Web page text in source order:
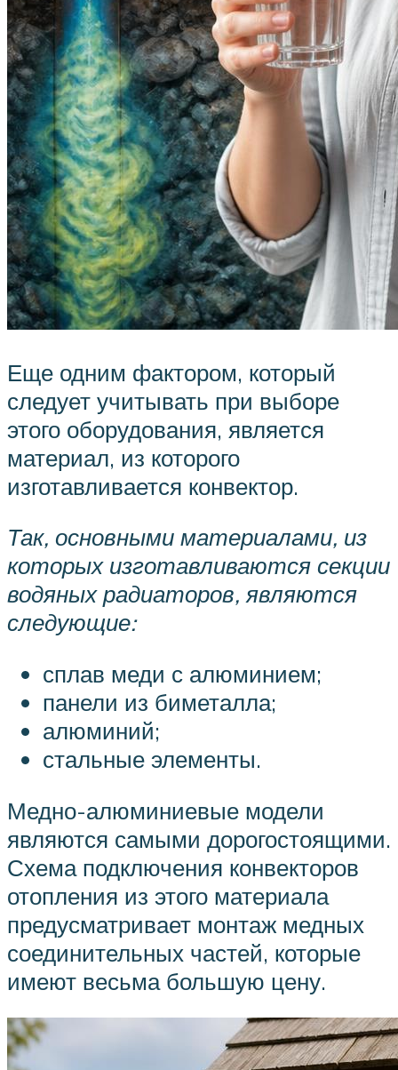
Еще одним фактором, который
следует учитывать при выборе
этого оборудования, является
материал, из которого
изготавливается конвектор.
Так, основными материалами, из
которых изготавливаются секции
водяных радиаторов, являются
следующие:
сплав меди с алюминием;
панели из биметалла;
алюминий;
стальные элементы.
Медно-алюминиевые модели
являются самыми дорогостоящими.
Схема подключения конвекторов
отопления из этого материала
предусматривает монтаж медных
соединительных частей, которые
имеют весьма большую цену.